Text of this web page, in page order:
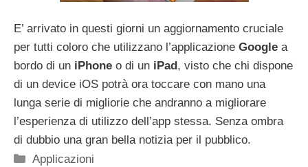
E’ arrivato in questi giorni un aggiornamento cruciale
per tutti coloro che utilizzano l’applicazione Google a
bordo di un iPhone o di un iPad, visto che chi dispone
di un device iOS potrà ora toccare con mano una
lunga serie di migliorie che andranno a migliorare
l’esperienza di utilizzo dell’app stessa. Senza ombra
di dubbio una gran bella notizia per il pubblico.
Categorie
Applicazioni